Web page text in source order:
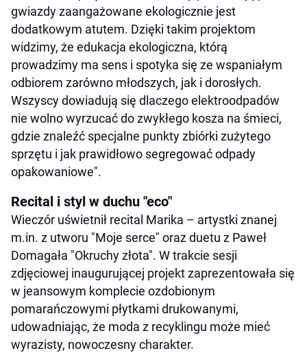
gwiazdy zaangażowane ekologicznie jest
dodatkowym atutem. Dzięki takim projektom
widzimy, że edukacja ekologiczna, którą
prowadzimy ma sens i spotyka się ze wspaniałym
odbiorem zarówno młodszych, jak i dorosłych.
Wszyscy dowiadują się dlaczego elektroodpadów
nie wolno wyrzucać do zwykłego kosza na śmieci,
gdzie znaleźć specjalne punkty zbiórki zużytego
sprzętu i jak prawidłowo segregować odpady
opakowaniowe".
Recital i styl w duchu "eco"
Wieczór uświetnił recital Marika – artystki znanej
m.in. z utworu "Moje serce" oraz duetu z Paweł
Domagała "Okruchy złota". W trakcie sesji
zdjęciowej inaugurującej projekt zaprezentowała się
w jeansowym komplecie ozdobionym
pomarańczowymi płytkami drukowanymi,
udowadniając, że moda z recyklingu może mieć
wyrazisty, nowoczesny charakter.